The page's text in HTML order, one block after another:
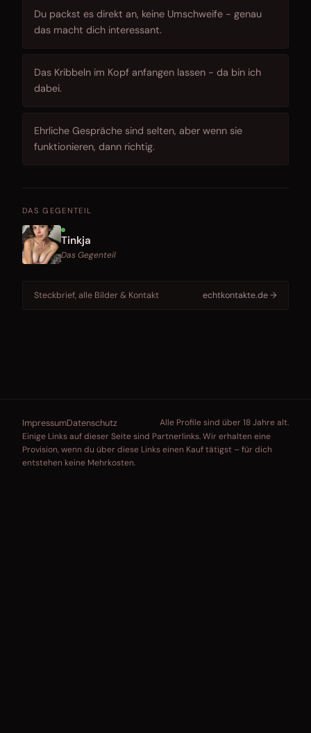
Du packst es direkt an, keine Umschweife - genau
das macht dich interessant.
Das Kribbeln im Kopf anfangen lassen - da bin ich
dabei.
Ehrliche Gespräche sind selten, aber wenn sie
funktionieren, dann richtig.
DAS GEGENTEIL
Tinkja
Das Gegenteil
Steckbrief, alle Bilder & Kontakt echtkontakte.de →
ImpressumDatenschutz
Alle Profile sind über 18 Jahre alt.
Einige Links auf dieser Seite sind Partnerlinks. Wir erhalten eine
Provision, wenn du über diese Links einen Kauf tätigst – für dich
entstehen keine Mehrkosten.